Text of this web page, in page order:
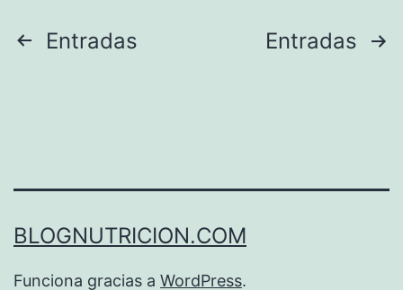
Paginación
Entradas Entradas
BLOGNUTRICION.COM
Funciona gracias a WordPress.